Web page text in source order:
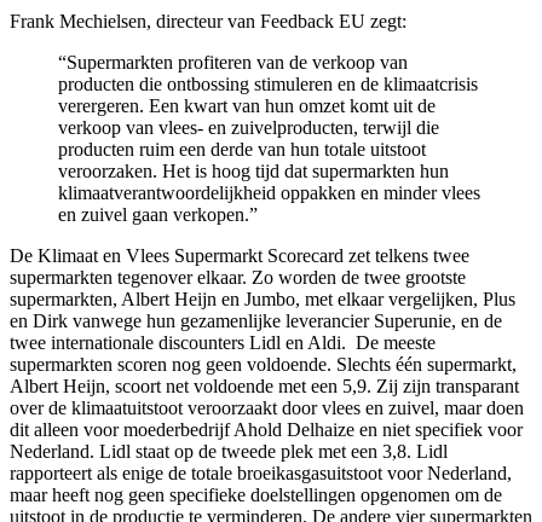
Frank Mechielsen, directeur van Feedback EU zegt:
“Supermarkten profiteren van de verkoop van
producten die ontbossing stimuleren en de klimaatcrisis
verergeren. Een kwart van hun omzet komt uit de
verkoop van vlees- en zuivelproducten, terwijl die
producten ruim een derde van hun totale uitstoot
veroorzaken. Het is hoog tijd dat supermarkten hun
klimaatverantwoordelijkheid oppakken en minder vlees
en zuivel gaan verkopen.”
De Klimaat en Vlees Supermarkt Scorecard zet telkens twee
supermarkten tegenover elkaar. Zo worden de twee grootste
supermarkten, Albert Heijn en Jumbo, met elkaar vergelijken, Plus
en Dirk vanwege hun gezamenlijke leverancier Superunie, en de
twee internationale discounters Lidl en Aldi. De meeste
supermarkten scoren nog geen voldoende. Slechts één supermarkt,
Albert Heijn, scoort net voldoende met een 5,9. Zij zijn transparant
over de klimaatuitstoot veroorzaakt door vlees en zuivel, maar doen
dit alleen voor moederbedrijf Ahold Delhaize en niet specifiek voor
Nederland. Lidl staat op de tweede plek met een 3,8. Lidl
rapporteert als enige de totale broeikasgasuitstoot voor Nederland,
maar heeft nog geen specifieke doelstellingen opgenomen om de
uitstoot in de productie te verminderen. De andere vier supermarkten